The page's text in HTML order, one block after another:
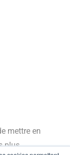
mettre en
plus